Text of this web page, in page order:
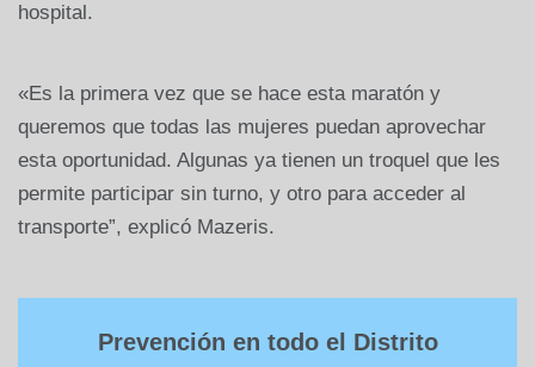
hospital.
«Es la primera vez que se hace esta maratón y
queremos que todas las mujeres puedan aprovechar
esta oportunidad. Algunas ya tienen un troquel que les
permite participar sin turno, y otro para acceder al
transporte”, explicó Mazeris.
Prevención en todo el Distrito